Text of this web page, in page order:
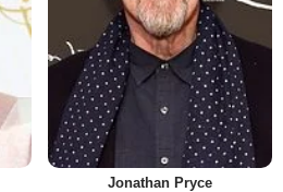
Jonathan Pryce